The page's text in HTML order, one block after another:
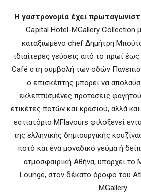
Η γαστρονομία έχει
Capital Hotel-MGallery Collection
καταξιωμένο chef Δημήτρη
ιδιαίτερες γεύσεις από το πρωί
Café στη συμβολή των οδών
ο επισκέπτης μπορεί να
εκλεπτυσμένες προτάσεις
ετικέτες ποτών και κρασιού, αλλά
εστιατόριο MFlavours φιλοξενεί
της ελληνικής δημιουργικής
ποτό και ένα μοναδικό γεύμα ή
ατμοσφαιρική Αθήνα, υπάρχει το
Lounge, στον δέκατο όροφο του
MGallery.